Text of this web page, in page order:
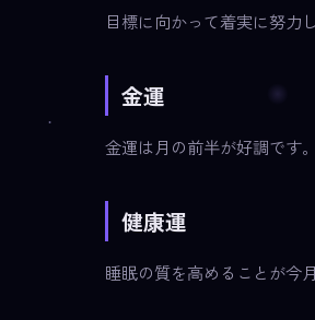
目標に向かって着実に努力
金運
金運は月の前半が好調です
健康運
睡眠の質を高めることが今